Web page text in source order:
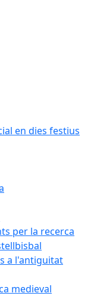
en dies festius
per la recerca
a l'antiguitat
medieval